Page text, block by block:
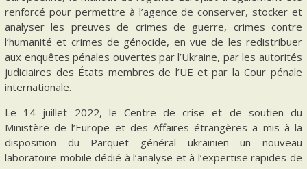
renforcé pour permettre à l’agence de conserver, stocker et
analyser les preuves de crimes de guerre, crimes contre
l’humanité et crimes de génocide, en vue de les redistribuer
aux enquêtes pénales ouvertes par l’Ukraine, par les autorités
judiciaires des États membres de l’UE et par la Cour pénale
internationale.
Le 14 juillet 2022, le Centre de crise et de soutien du
Ministère de l’Europe et des Affaires étrangères a mis à la
disposition du Parquet général ukrainien un nouveau
laboratoire mobile dédié à l’analyse et à l’expertise rapides de